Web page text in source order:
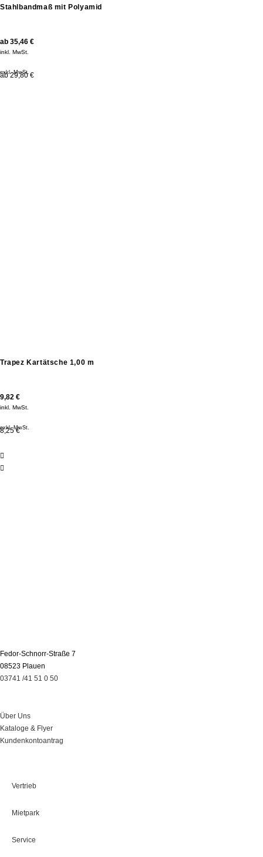
Stahlbandmaß mit Polyamid
ab 35,46 €
inkl. MwSt.
ab 29,80 €
exkl. MwSt.
Trapez Kartätsche 1,00 m
9,82 €
inkl. MwSt.
8,25 €
exkl. MwSt.
Fedor-Schnorr-Straße 7
08523 Plauen
03741 /41 51 0 50
Über Uns
Kataloge & Flyer
Kundenkontoantrag
Vertrieb
Mietpark
Service